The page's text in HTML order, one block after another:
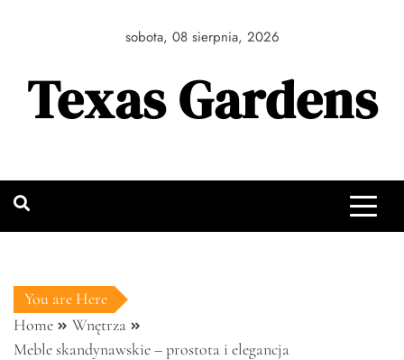
sobota, 08 sierpnia, 2026
Texas Gardens
You are Here
Home
Wnętrza
Meble skandynawskie – prostota i elegancja